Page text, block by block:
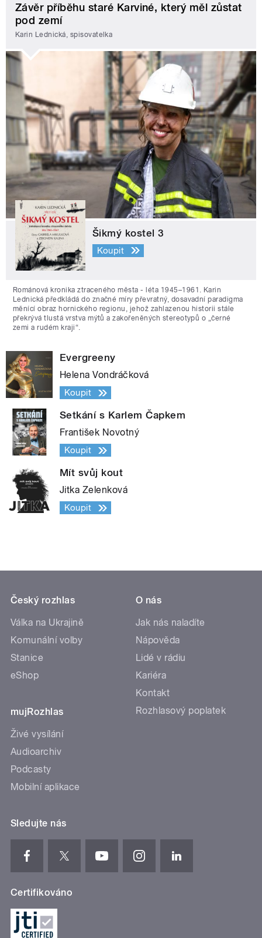
Závěr příběhu staré Karviné, který měl zůstat
pod zemí
Karin Lednická, spisovatelka
Šikmý kostel 3
Koupit
Románová kronika ztraceného města - léta 1945–1961. Karin
Lednická předkládá do značné míry převratný, dosavadní paradigma
měnící obraz hornického regionu, jehož zahlazenou historii stále
překrývá tlustá vrstva mýtů a zakořeněných stereotypů o „černé
zemi a rudém kraji“.
Evergreeny
Helena Vondráčková
Koupit
Setkání s Karlem Čapkem
František Novotný
Koupit
Mít svůj kout
Jitka Zelenková
Koupit
Český rozhlas
Válka na Ukrajině
Komunální volby
Stanice
eShop
mujRozhlas
Živé vysílání
Audioarchiv
Podcasty
Mobilní aplikace
O nás
Jak nás naladíte
Nápověda
Lidé v rádiu
Kariéra
Kontakt
Rozhlasový poplatek
Sledujte nás
Certifikováno